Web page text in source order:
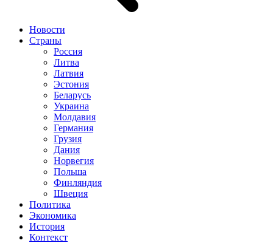
Новости
Страны
Россия
Литва
Латвия
Эстония
Беларусь
Украина
Молдавия
Германия
Грузия
Дания
Норвегия
Польша
Финляндия
Швеция
Политика
Экономика
История
Контекст